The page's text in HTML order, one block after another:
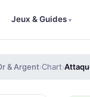
Jeux & Guides ▾
& Argent›Chart›